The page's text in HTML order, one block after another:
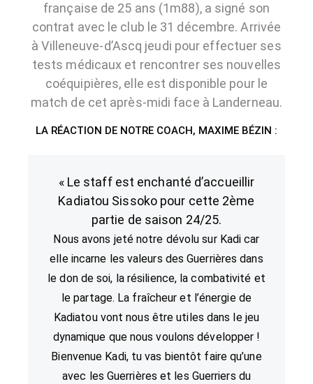
française de 25 ans (1m88), a signé son
contrat avec le club le 31 décembre. Arrivée
à Villeneuve-d’Ascq jeudi pour effectuer ses
tests médicaux et rencontrer ses nouvelles
coéquipières, elle est disponible pour le
match de cet après-midi face à Landerneau.
LA RÉACTION DE NOTRE COACH, MAXIME BÉZIN :
« Le staff est enchanté d’accueillir
Kadiatou Sissoko pour cette 2ème
partie de saison 24/25.
Nous avons jeté notre dévolu sur Kadi car
elle incarne les valeurs des Guerrières dans
le don de soi, la résilience, la combativité et
le partage. La fraîcheur et l’énergie de
Kadiatou vont nous être utiles dans le jeu
dynamique que nous voulons développer !
Bienvenue Kadi, tu vas bientôt faire qu’une
avec les Guerrières et les Guerriers du